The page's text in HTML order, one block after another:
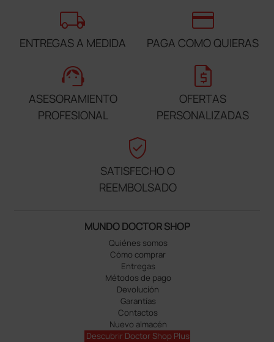
local_shipping
ENTREGAS A MEDIDA
credit_card
PAGA COMO QUIERAS
support_agent
ASESORAMIENTO
PROFESIONAL
request_quote
OFERTAS
PERSONALIZADAS
verified_user
SATISFECHO O
REEMBOLSADO
MUNDO DOCTOR SHOP
Quiénes somos
Cómo comprar
Entregas
Métodos de pago
Devolución
Garantías
Contactos
Nuevo almacén
Descubrir Doctor Shop Plus